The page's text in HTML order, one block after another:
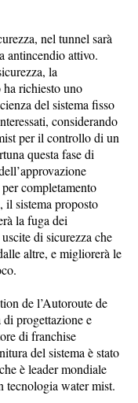
nel tunnel sarà
antincendio attivo.
la
richiesto uno
del sistema fisso
considerando
per il controllo di un
questa fase di
completamento
il sistema proposto
la fuga dei
di sicurezza che
altre, e migliorerà le
de l’Autoroute de
di progettazione e
di franchise
del sistema è stato
è leader mondiale
tecnologia water mist.